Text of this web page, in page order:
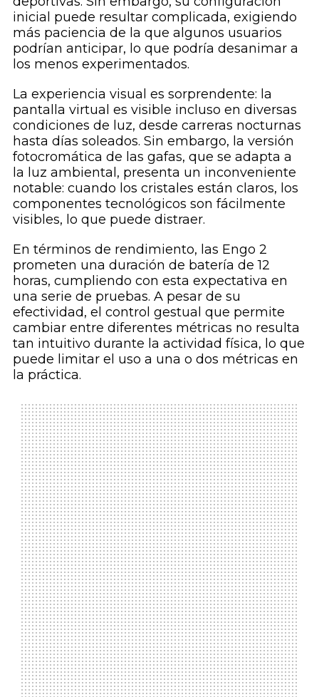
inicial puede resultar complicada, exigiendo
más paciencia de la que algunos usuarios
podrían anticipar, lo que podría desanimar a
los menos experimentados.
La experiencia visual es sorprendente: la
pantalla virtual es visible incluso en diversas
condiciones de luz, desde carreras nocturnas
hasta días soleados. Sin embargo, la versión
fotocromática de las gafas, que se adapta a
la luz ambiental, presenta un inconveniente
notable: cuando los cristales están claros, los
componentes tecnológicos son fácilmente
visibles, lo que puede distraer.
En términos de rendimiento, las Engo 2
prometen una duración de batería de 12
horas, cumpliendo con esta expectativa en
una serie de pruebas. A pesar de su
efectividad, el control gestual que permite
cambiar entre diferentes métricas no resulta
tan intuitivo durante la actividad física, lo que
puede limitar el uso a una o dos métricas en
la práctica.